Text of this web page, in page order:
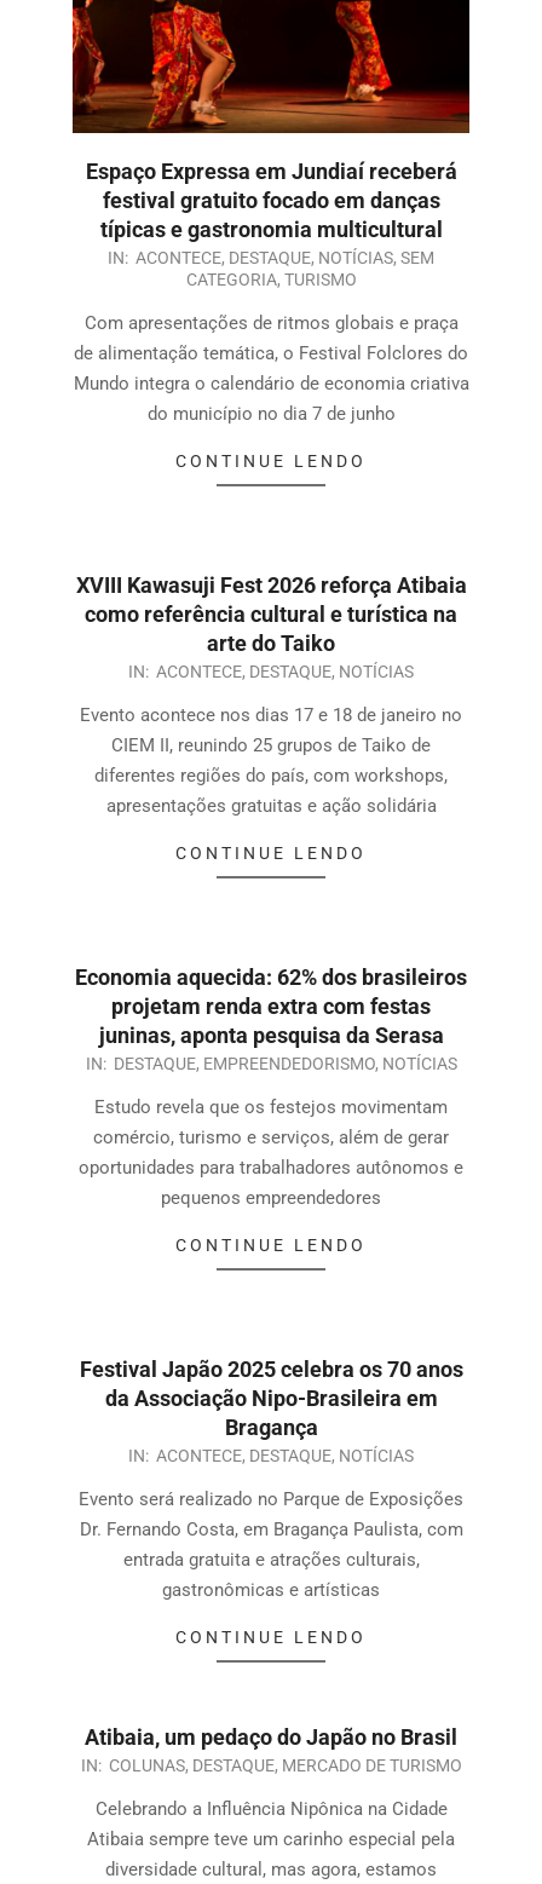
Espaço Expressa em Jundiaí receberá
festival gratuito focado em danças
típicas e gastronomia multicultural
IN: ACONTECE, DESTAQUE, NOTÍCIAS, SEM
CATEGORIA, TURISMO
Com apresentações de ritmos globais e praça
de alimentação temática, o Festival Folclores do
Mundo integra o calendário de economia criativa
do município no dia 7 de junho
CONTINUE LENDO
XVIII Kawasuji Fest 2026 reforça Atibaia
como referência cultural e turística na
arte do Taiko
IN: ACONTECE, DESTAQUE, NOTÍCIAS
Evento acontece nos dias 17 e 18 de janeiro no
CIEM II, reunindo 25 grupos de Taiko de
diferentes regiões do país, com workshops,
apresentações gratuitas e ação solidária
CONTINUE LENDO
Economia aquecida: 62% dos brasileiros
projetam renda extra com festas
juninas, aponta pesquisa da Serasa
IN: DESTAQUE, EMPREENDEDORISMO, NOTÍCIAS
Estudo revela que os festejos movimentam
comércio, turismo e serviços, além de gerar
oportunidades para trabalhadores autônomos e
pequenos empreendedores
CONTINUE LENDO
Festival Japão 2025 celebra os 70 anos
da Associação Nipo-Brasileira em
Bragança
IN: ACONTECE, DESTAQUE, NOTÍCIAS
Evento será realizado no Parque de Exposições
Dr. Fernando Costa, em Bragança Paulista, com
entrada gratuita e atrações culturais,
gastronômicas e artísticas
CONTINUE LENDO
Atibaia, um pedaço do Japão no Brasil
IN: COLUNAS, DESTAQUE, MERCADO DE TURISMO
Celebrando a Influência Nipônica na Cidade
Atibaia sempre teve um carinho especial pela
diversidade cultural, mas agora, estamos